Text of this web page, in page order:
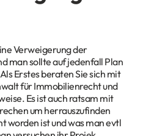
Verweigerung der
man sollte auf jedenfall Plan
Erstes beraten Sie sich mit
für Immobilienrecht und
Es ist auch ratsam mit
um herrauszufinden
worden ist und was man evtl